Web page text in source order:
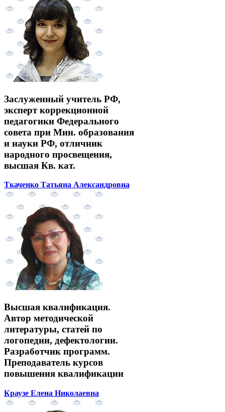
Заслуженный учитель РФ,
эксперт коррекционной
педагогики Федерального
совета при Мин. образования
и науки РФ, отличник
народного просвещения,
высшая Кв. кат.
Ткаченко Татьяна Александровна
Высшая квалификация.
Автор методической
литературы, статей по
логопедии, дефектологии.
Разработчик программ.
Преподаватель курсов
повышения квалификации
Краузе Елена Николаевна